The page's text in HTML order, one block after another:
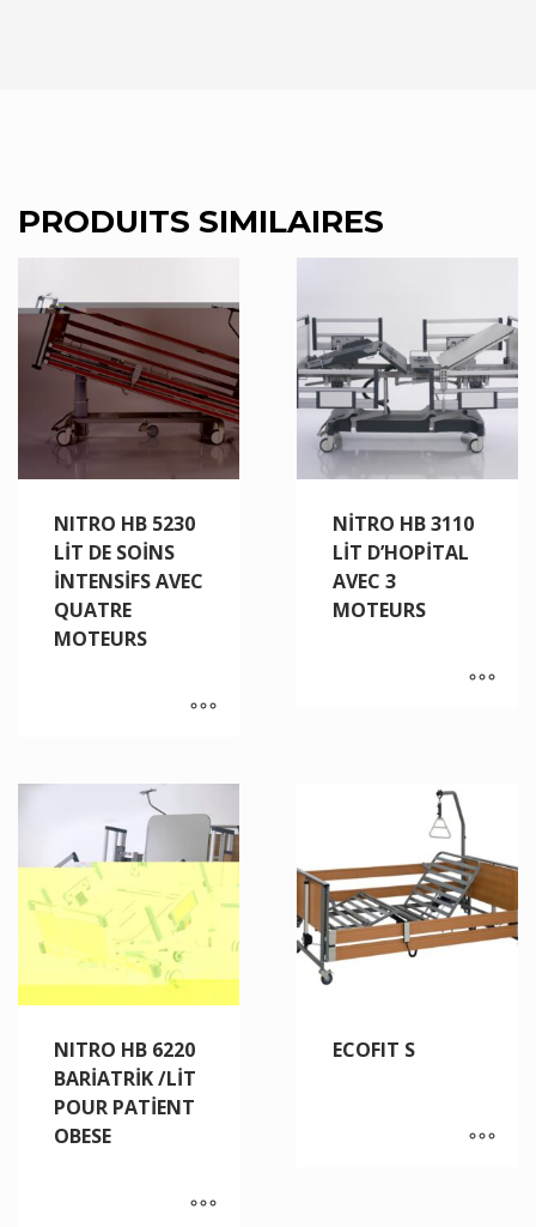
PRODUITS SIMILAIRES
NITRO HB 5230
LİT DE SOİNS
İNTENSİFS AVEC
QUATRE
MOTEURS
NİTRO HB 3110
LİT D’HOPİTAL
AVEC 3
MOTEURS
NITRO HB 6220
BARİATRİK /LİT
POUR PATİENT
OBESE
ECOFIT S